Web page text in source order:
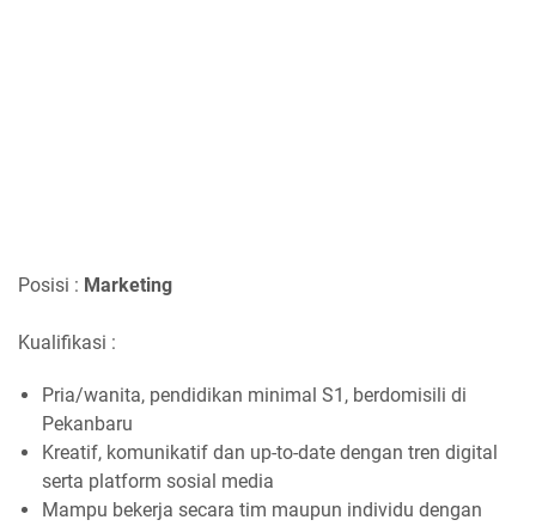
Posisi : Marketing
Kualifikasi :
Pria/wanita, pendidikan minimal S1, berdomisili di
Pekanbaru
Kreatif, komunikatif dan up-to-date dengan tren digital
serta platform sosial media
Mampu bekerja secara tim maupun individu dengan